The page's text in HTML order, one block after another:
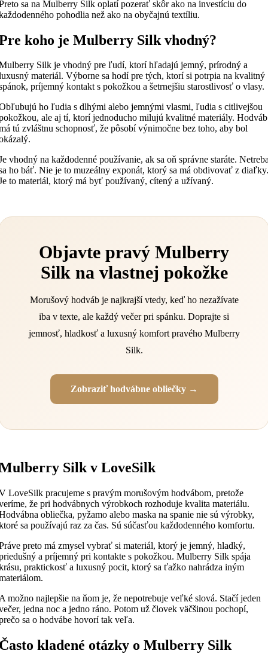
sa na Mulberry Silk oplatí pozerať skôr ako na investíciu do
pohodlia než ako na obyčajnú textíliu.
koho je Mulberry Silk vhodný?
Silk je vhodný pre ľudí, ktorí hľadajú jemný, prírodný a
materiál. Výborne sa hodí pre tých, ktorí si potrpia na kvalitný
príjemný kontakt s pokožkou a šetrnejšiu starostlivosť o vlasy.
ho ľudia s dlhými alebo jemnými vlasmi, ľudia s citlivejšou
ale aj tí, ktorí jednoducho milujú kvalitné materiály. Hodváb
tú zvláštnu schopnosť, že pôsobí výnimočne bez toho, aby bol
vhodný na každodenné používanie, ak sa oň správne staráte.
ho báť. Nie je to muzeálny exponát, ktorý sa má obdivovať z diaľky.
to materiál, ktorý má byť používaný, cítený a užívaný.
Objavte pravý Mulberry
Silk na vlastnej pokožke
Morušový hodváb je najkrajší vtedy, keď ho nezažívate
iba v texte, ale každý večer pri spánku. Doprajte si
jemnosť, hladkosť a luxusný komfort pravého Mulberry
Silk.
Zobraziť hodvábne obliečky →
Silk v LoveSilk
LoveSilk pracujeme s pravým morušovým hodvábom, pretože
že pri hodvábnych výrobkoch rozhoduje kvalita materiálu.
obliečka, pyžamo alebo maska na spanie nie sú výrobky,
sa používajú raz za čas. Sú súčasťou každodenného komfortu.
preto má zmysel vybrať si materiál, ktorý je jemný, hladký,
a príjemný pri kontakte s pokožkou. Mulberry Silk spája
praktickosť a luxusný pocit, ktorý sa ťažko nahrádza iným
možno najlepšie na ňom je, že nepotrebuje veľké slová. Stačí jeden
jedna noc a jedno ráno. Potom už človek väčšinou pochopí,
sa o hodvábe hovorí tak veľa.
kladené otázky o Mulberry Silk